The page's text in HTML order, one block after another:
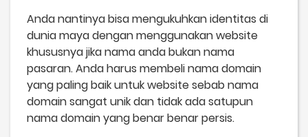
Anda nantinya bisa mengukuhkan identitas di
dunia maya dengan menggunakan website
khususnya jika nama anda bukan nama
pasaran. Anda harus membeli nama domain
yang paling baik untuk website sebab nama
domain sangat unik dan tidak ada satupun
nama domain yang benar benar persis.